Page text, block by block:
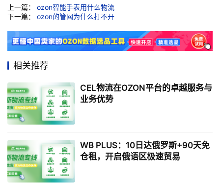
上一篇： ozon智能手表用什么物流
下一篇： ozon的管网为什么打不开
相关推荐
CEL物流在OZON平台的卓越服务与
业务优势
WB PLUS：10日达俄罗斯+90天免
仓租，开启俄语区极速贸易